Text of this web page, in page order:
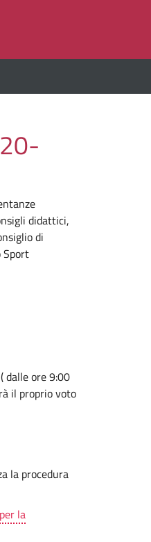
didattici,
di
Sport
( dalle ore 9:00
il proprio voto
la procedura
la